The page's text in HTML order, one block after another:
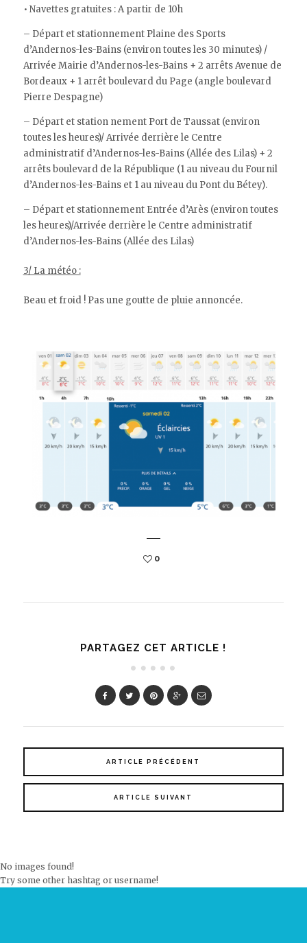
• Navettes gratuites : A partir de 10h
– Départ et stationnement Plaine des Sports
d’Andernos-les-Bains (environ toutes les 30 minutes) /
Arrivée Mairie d’Andernos-les-Bains + 2 arrêts Avenue de
Bordeaux + 1 arrêt boulevard du Page (angle boulevard
Pierre Despagne)
– Départ et station nement Port de Taussat (environ
toutes les heures)/ Arrivée derrière le Centre
administratif d’Andernos-les-Bains (Allée des Lilas) + 2
arrêts boulevard de la République (1 au niveau du Fournil
d’Andernos-les-Bains et 1 au niveau du Pont du Bétey).
– Départ et stationnement Entrée d’Arès (environ toutes
les heures)/Arrivée derrière le Centre administratif
d’Andernos-les-Bains (Allée des Lilas)
3/ La météo :
Beau et froid ! Pas une goutte de pluie annoncée.
0
PARTAGEZ CET ARTICLE !
ARTICLE PRÉCÉDENT
ARTICLE SUIVANT
No images found!
Try some other hashtag or username!